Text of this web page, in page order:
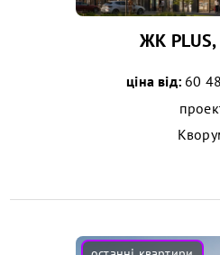
ЖК PLUS,
ціна від: 60